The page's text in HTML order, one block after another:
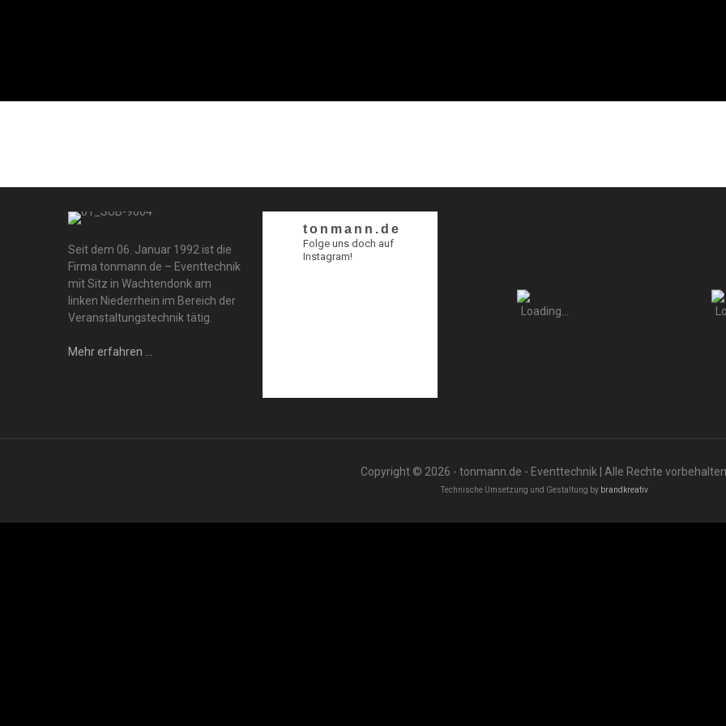
Seit dem 06. Januar 1992 ist die
Firma tonmann.de – Eventtechnik
mit Sitz in Wachtendonk am
linken Niederrhein im Bereich der
Veranstaltungstechnik tätig.
Mehr erfahren ...
tonmann.de
Folge uns doch auf
Instagram!
Copyright © 2026 - tonmann.de - Eventtechnik | Alle Rechte vorbehalten.
Technische Umsetzung und Gestaltung by brandkreativ